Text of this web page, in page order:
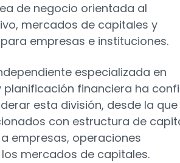
de negocio orientada al
mercados de capitales y
empresas e instituciones.
especializada en
financiera ha
esta división, desde la que
con estructura de
empresas, operaciones
mercados de capitales.